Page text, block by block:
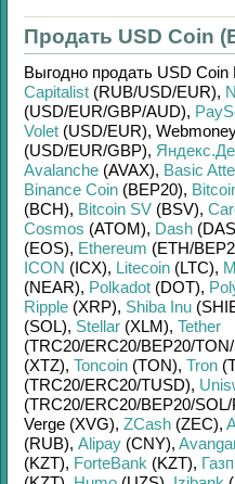
Продать USD Coin
Выгодно продать USD Coin
Capitalist (RUB/USD/EUR),
(USD/EUR/GBP/AUD),
Volet (USD/EUR),
(USD/EUR/GBP),
Avalanche (AVAX), Basic
Binance Coin (BEP20),
(BCH), Bitcoin SV (BSV),
Cosmos (ATOM), Dash
(EOS), Ethereum (ETH/
ICON (ICX), Litecoin (LTC),
(NEAR), Polkadot (DOT),
Ripple (XRP), Shiba Inu
(SOL), Stellar (XLM), Tether
(TRC20/ERC20/BEP20/TON/
(XTZ), Toncoin (TON), Tron
(TRC20/ERC20/TUSD),
(TRC20/ERC20/BEP20/SOL/
Verge (XVG), ZCash (ZEC),
(RUB), Alipay (CNY),
(KZT), ForteBank (KZT),